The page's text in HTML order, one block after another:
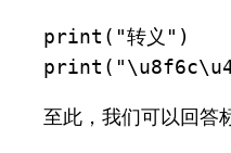
print("转义")
至此，我们可以回答